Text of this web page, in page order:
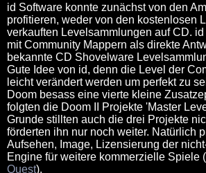
id Software konnte zunächst von den
profitieren, weder von den kostenlosen
verkauften Levelsammlungen auf CD.
mit Community Mappern als direkte
bekannte CD Shovelware
Gute Idee von id, denn die Level der
leicht verändert werden um perfekt zu
Doom besass eine vierte kleine
folgten die Doom II Projekte 'Master
Grunde stillten auch die drei Projekte
förderten ihn nur noch weiter. Natürlich
Aufsehen, Image, Lizensierung der
Engine für weitere kommerzielle Spiele (
Quest).